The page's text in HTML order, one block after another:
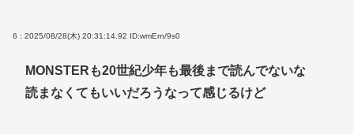
6 : 2025/08/28(木) 20:31:14.92 ID:wmErn/9s0
MONSTERも20世紀少年も最後まで読んでないな
読まなくてもいいだろうなって感じるけど